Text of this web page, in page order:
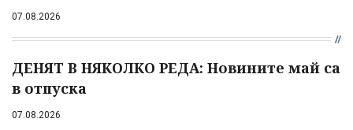
07.08.2026
ДЕНЯТ В НЯКОЛКО РЕДА: Новините май са
в отпуска
07.08.2026